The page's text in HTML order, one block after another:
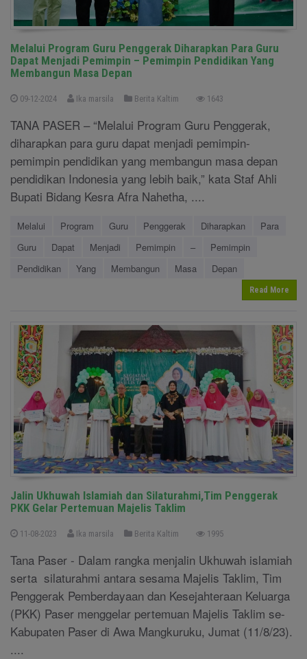
Melalui Program Guru Penggerak Diharapkan Para Guru
Dapat Menjadi Pemimpin – Pemimpin Pendidikan Yang
Membangun Masa Depan
09-12-2024 Ika marsila Berita Kaltim 1643
TANA PASER – “Melalui Program Guru Penggerak,
diharapkan para guru dapat menjadi pemimpin-
pemimpin pendidikan yang membangun masa depan
pendidikan Indonesia yang lebih baik,” kata Staf Ahli
Bupati Bidang Kesra Afra Nahetha, ....
Melalui Program Guru Penggerak Diharapkan
Para
Guru
Dapat Menjadi Pemimpin –
Pemimpin
Pendidikan
Yang Membangun Masa Depan
Read More
Jalin Ukhuwah Islamiah dan Silaturahmi,Tim Penggerak
PKK Gelar Pertemuan Majelis Taklim
11-08-2023 Ika marsila Berita Kaltim 1995
Tana Paser - Dalam rangka menjalin Ukhuwah islamiah
serta silaturahmi antara sesama Majelis Taklim, Tim
Penggerak Pemberdayaan dan Kesejahteraan Keluarga
(PKK) Paser menggelar pertemuan Majelis Taklim se-
Kabupaten Paser di Awa Mangkuruku, Jumat (11/8/23).
....